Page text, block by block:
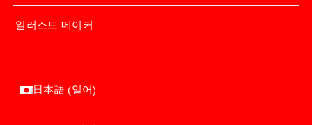
일러스트 메이커
日本語 (일어)